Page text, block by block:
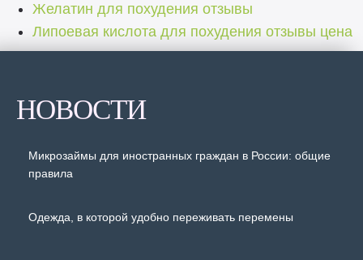
Желатин для похудения отзывы
Липоевая кислота для похудения отзывы цена
НОВОСТИ
Микрозаймы для иностранных граждан в России: общие
правила
Одежда, в которой удобно переживать перемены